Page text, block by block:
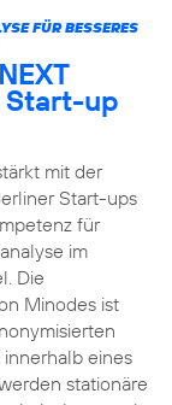
FÜR BESSERES
up
mit der
Start-ups
für
im
Die
Minodes ist
eines
stationäre